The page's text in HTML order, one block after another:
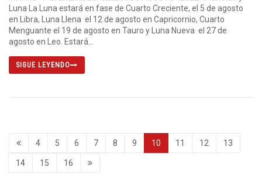
Luna La Luna estará en fase de Cuarto Creciente, el 5 de agosto
en Libra, Luna Llena el 12 de agosto en Capricornio, Cuarto
Menguante el 19 de agosto en Tauro y Luna Nueva el 27 de
agosto en Leo. Estará...
SIGUE LEYENDO
4 5 6 7 8 9 10 11 12 13
14 15 16